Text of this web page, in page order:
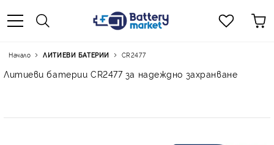
Начало ЛИТИЕВИ БАТЕРИИ CR2477
Литиеви батерии CR2477 за надеждно захранване